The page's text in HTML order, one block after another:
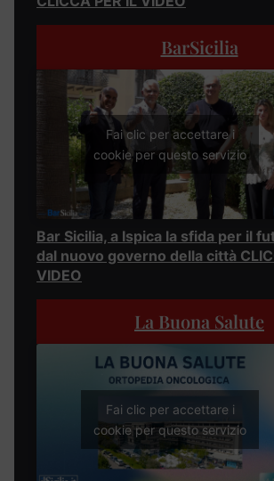
BarSicilia
Fai clic per accettare i
cookie per questo servizio
Bar Sicilia, a Ispica la sfida per il
dal nuovo governo della città
VIDEO
La Buona Salute
Fai clic per accettare i
cookie per questo servizio